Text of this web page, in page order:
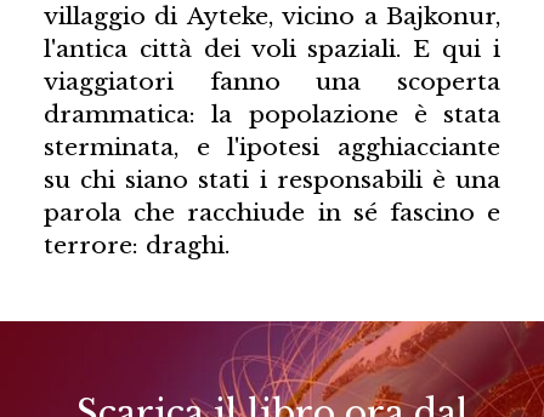
villaggio di Ayteke, vicino a Bajkonur,
l'antica città dei voli spaziali. E qui i
viaggiatori fanno una scoperta
drammatica: la popolazione è stata
sterminata, e l'ipotesi agghiacciante
su chi siano stati i responsabili è una
parola che racchiude in sé fascino e
terrore: draghi.